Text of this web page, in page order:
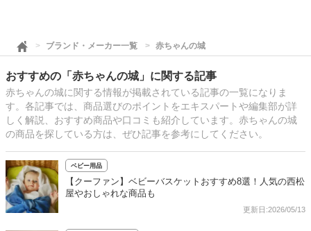
ブランド・メーカー一覧 赤ちゃんの城
おすすめの「赤ちゃんの城」に関する記事
赤ちゃんの城に関する情報が掲載されている記事の一覧になりま
す。各記事では、商品選びのポイントをエキスパートや編集部が詳
しく解説、おすすめ商品や口コミも紹介しています。赤ちゃんの城
の商品を探している方は、ぜひ記事を参考にしてください。
ベビー用品
【クーファン】ベビーバスケットおすすめ8選！人気の西松
屋やおしゃれな商品も
更新日:2026/05/13